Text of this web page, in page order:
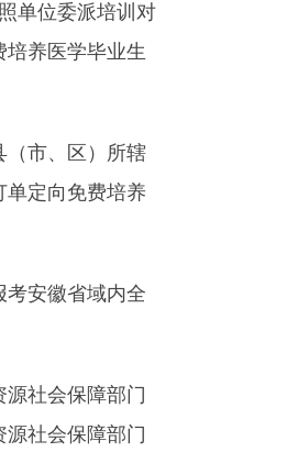
单位委派培训对
养医学毕业生
市、区）所辖
单定向免费培养
安徽省域内全
社会保障部门
社会保障部门